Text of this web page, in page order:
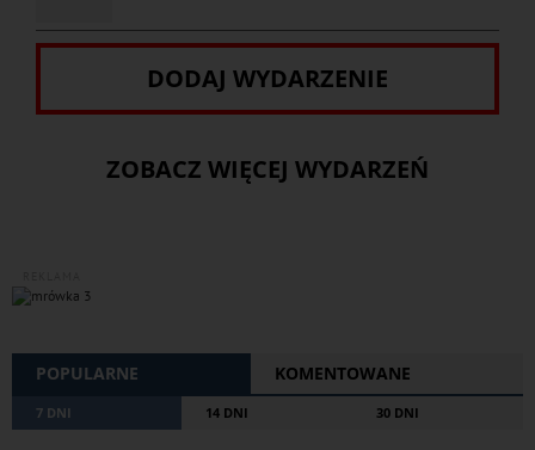
DODAJ WYDARZENIE
ZOBACZ WIĘCEJ WYDARZEŃ
POPULARNE KOMENTOWANE
7 DNI 14 DNI 30 DNI